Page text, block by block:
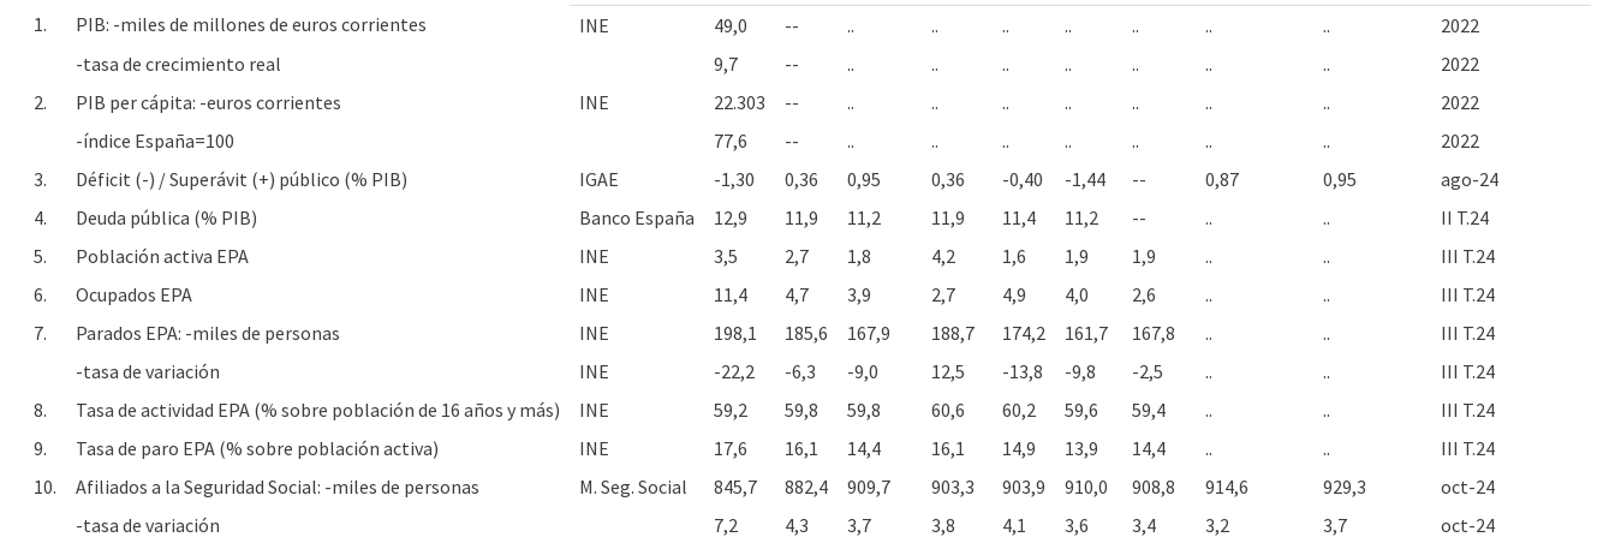
1.
PIB: -miles de millones de euros corrientes INE 49,0 -- .. .. .. .. .. .. ..
2022
-tasa de crecimiento real
9,7 -- .. .. .. .. .. .. ..
2022
2.
PIB per cápita: -euros corrientes INE 22.303 -- .. .. .. .. .. .. ..
2022
-índice España=100
77,6 -- .. .. .. .. .. .. ..
2022
3.
Déficit (-) / Superávit (+) público (% PIB) IGAE -1,30 0,36 0,95 0,36 -0,40 -1,44 -- 0,87 0,95
ago-24
4.
Deuda pública (% PIB) Banco España 12,9 11,9 11,2 11,9 11,4 11,2 -- .. ..
II T.24
5.
Población activa EPA INE 3,5 2,7 1,8 4,2 1,6 1,9 1,9 .. ..
III T.24
6.
Ocupados EPA INE 11,4 4,7 3,9 2,7 4,9 4,0 2,6 .. ..
III T.24
7.
Parados EPA: -miles de personas INE 198,1 185,6 167,9 188,7 174,2 161,7 167,8 .. ..
III T.24
-tasa de variación
INE -22,2 -6,3 -9,0 12,5 -13,8 -9,8 -2,5 .. ..
III T.24
8.
Tasa de actividad EPA (% sobre población de 16 años y más) INE 59,2 59,8 59,8 60,6 60,2 59,6 59,4 .. ..
III T.24
9.
Tasa de paro EPA (% sobre población activa) INE 17,6 16,1 14,4 16,1 14,9 13,9 14,4 .. ..
III T.24
10.
Afiliados a la Seguridad Social: -miles de personas M. Seg. Social 845,7 882,4 909,7 903,3 903,9 910,0 908,8 914,6 929,3
oct-24
-tasa de variación
7,2 4,3 3,7 3,8 4,1 3,6 3,4 3,2 3,7
oct-24